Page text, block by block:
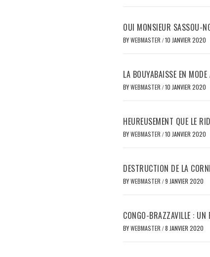
OUI MONSIEUR SASSOU-
BYWEBMASTER /10 JANVIER 2020
LA BOUYABAISSE EN MODE
BYWEBMASTER /10 JANVIER 2020
HEUREUSEMENT QUE LE
BYWEBMASTER /10 JANVIER 2020
DESTRUCTION DE LA
BYWEBMASTER /9 JANVIER 2020
CONGO-BRAZZAVILLE : UN
BYWEBMASTER /8 JANVIER 2020